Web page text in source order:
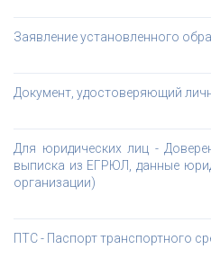
Заявление установленного
Документ, удостоверяющий
Для юридических лиц -
выписка из ЕГРЮЛ, данные
организации)
ПТС - Паспорт транспортного